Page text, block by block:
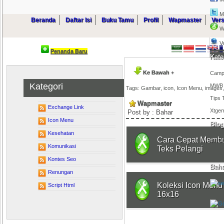
Beranda Daftar Isi Buku Tamu Profil Wapmaster
Penanda Baru
Kategori
Exchange Link
Icon Menu
Kesehatan
Komunikasi
Kontes Seo
Renungan
Script Html
Ke Bawah +
Tags: Gambar, icon Icon Menu images,
Wapmaster
Post by : Bahar
Cara Cepat
Teks Pelangi
Koleksi Icon Menu
16x16
MWB
Tips